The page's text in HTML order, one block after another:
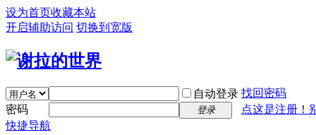
设为首页收藏本站
开启辅助访问 切换到宽版
自动登录 找回密码
密码
登录
点这是注册！
快捷导航